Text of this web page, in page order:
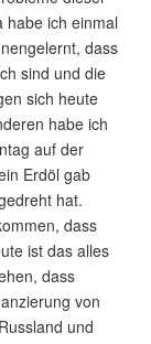
habe ich einmal
dass
sind und die
sich heute
habe ich
auf der
Erdöl gab
hat.
dass
ist das alles
dass
von
und